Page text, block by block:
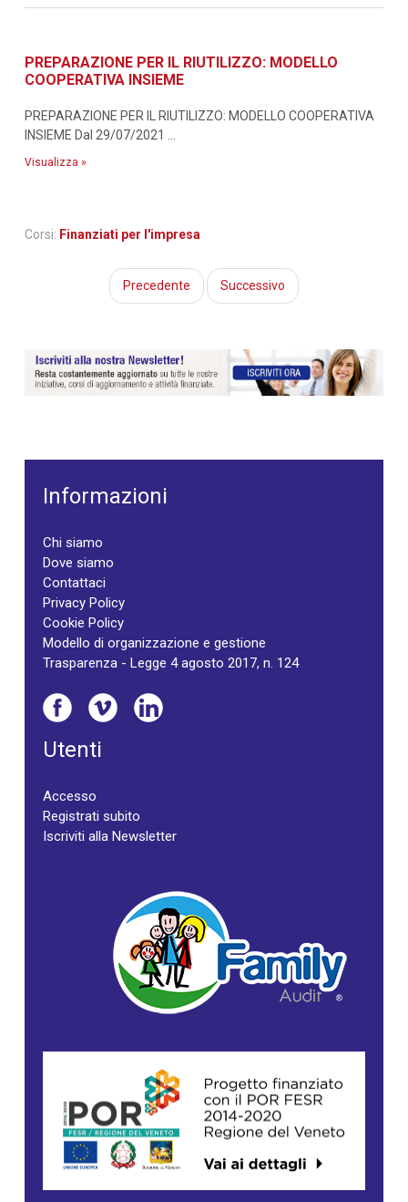
PREPARAZIONE PER IL RIUTILIZZO: MODELLO
COOPERATIVA INSIEME
PREPARAZIONE PER IL RIUTILIZZO: MODELLO COOPERATIVA
INSIEME Dal 29/07/2021 ...
Visualizza »
Corsi: Finanziati per l'impresa
Precedente Successivo
Informazioni
Chi siamo
Dove siamo
Contattaci
Privacy Policy
Cookie Policy
Modello di organizzazione e gestione
Trasparenza - Legge 4 agosto 2017, n. 124
Utenti
Accesso
Registrati subito
Iscriviti alla Newsletter